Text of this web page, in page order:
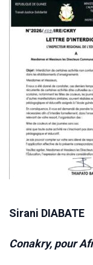
Sirani DIABATE
Conakry, pour